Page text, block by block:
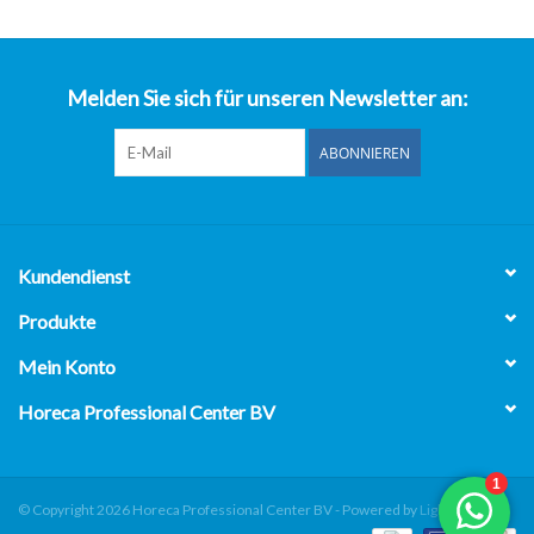
Melden Sie sich für unseren Newsletter an:
ABONNIEREN
Kundendienst
Produkte
Mein Konto
Horeca Professional Center BV
© Copyright 2026 Horeca Professional Center BV - Powered by Lightspeed